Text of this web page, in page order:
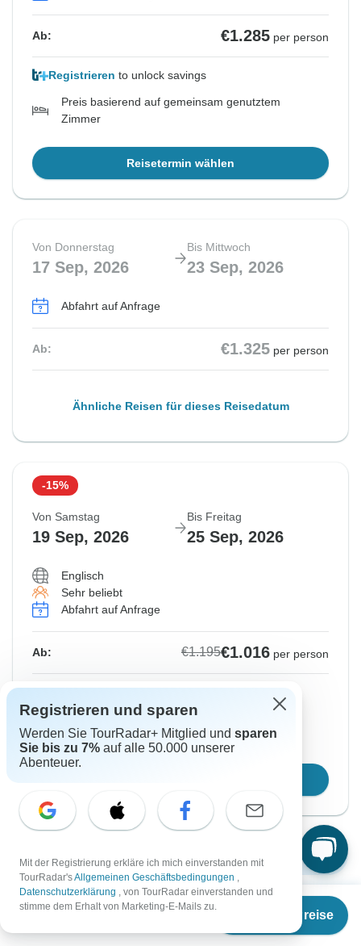
Ab€1.160
Termine & Preise
Ab: €1.285 per person
Registrieren to unlock savings
Preis basierend auf gemeinsam genutztem
Zimmer
Reisetermin wählen
Von Donnerstag
17 Sep, 2026
Bis Mittwoch
23 Sep, 2026
Abfahrt auf Anfrage
Ab: €1.325 per person
Ähnliche Reisen für dieses Reisedatum
-15%
Von Samstag
19 Sep, 2026
Bis Freitag
25 Sep, 2026
Englisch
Sehr beliebt
Abfahrt auf Anfrage
Ab: €1.195€1.016 per person
Registrierento unlock savings
Preis basierend auf gemeinsam genutztem
Zimmer
Registrieren und sparen
Werden Sie TourRadar+ Mitglied und sparen
Sie bis zu 7% auf alle 50.000 unserer
Abenteuer.
Mit der Registrierung erkläre ich mich einverstanden mit
TourRadar'sAllgemeinen Geschäftsbedingungen ,
Datenschutzerklärung , von TourRadar einverstanden und
stimme dem Erhalt von Marketing-E-Mails zu.